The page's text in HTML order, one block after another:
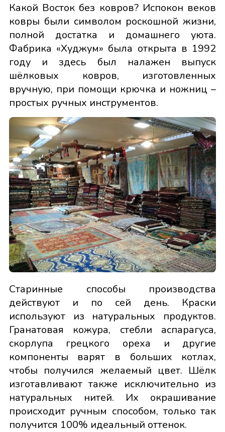
Какой Восток без ковров? Испокон веков
ковры были символом роскошной жизни,
полной достатка и домашнего уюта.
Фабрика «Худжум» была открыта в 1992
году и здесь был налажен выпуск
шёлковых ковров, изготовленных
вручную, при помощи крючка и ножниц –
простых ручных инструментов.
Старинные способы производства
действуют и по сей день. Краски
используют из натуральных продуктов.
Гранатовая кожура, стебли аспарагуса,
скорлупа грецкого ореха и другие
компоненты варят в больших котлах,
чтобы получился желаемый цвет. Шёлк
изготавливают также исключительно из
натуральных нитей. Их окрашивание
происходит ручным способом, только так
получится 100% идеальный оттенок.